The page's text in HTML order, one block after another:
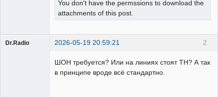
You don't have the permssions to download the
attachments of this post.
2
Dr.Radio 2026-05-19 20:59:21
ШОН требуется? Или на линиях стоят ТН? А так
в принципе вроде всё стандартно.